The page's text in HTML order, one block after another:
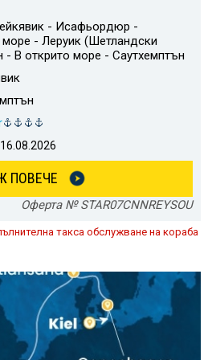
- Исафьордюр -
- Леруик (Шетландски
В открито море - Саутхемптън
16.08.2026
ПОВЕЧЕ
Оферта № STAR07CNNREYSOU
такса обслужване на кораба